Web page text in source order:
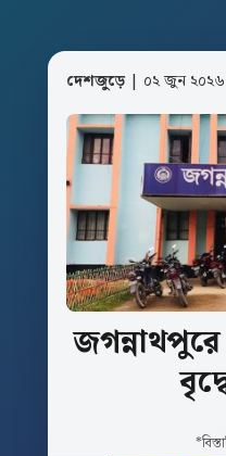
দেশজুড়ে| ০২ জুন ২০২৬
জগন্নাথপুরে